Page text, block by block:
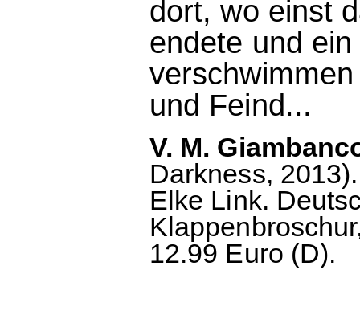
dort, wo einst
endete und
und Feind...
V. M.
Darkness,
Elke Link.
12.99 Euro (D).